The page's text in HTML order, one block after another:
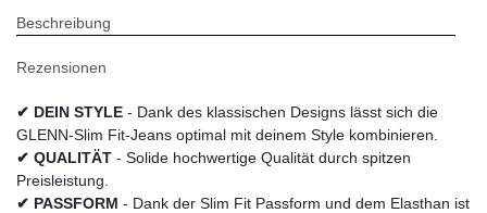
Beschreibung
Rezensionen
✔ DEIN STYLE - Dank des klassischen Designs lässt sich die
GLENN-Slim Fit-Jeans optimal mit deinem Style kombinieren.
✔ QUALITÄT - Solide hochwertige Qualität durch spitzen
Preisleistung.
✔ PASSFORM - Dank der Slim Fit Passform und dem Elasthan ist